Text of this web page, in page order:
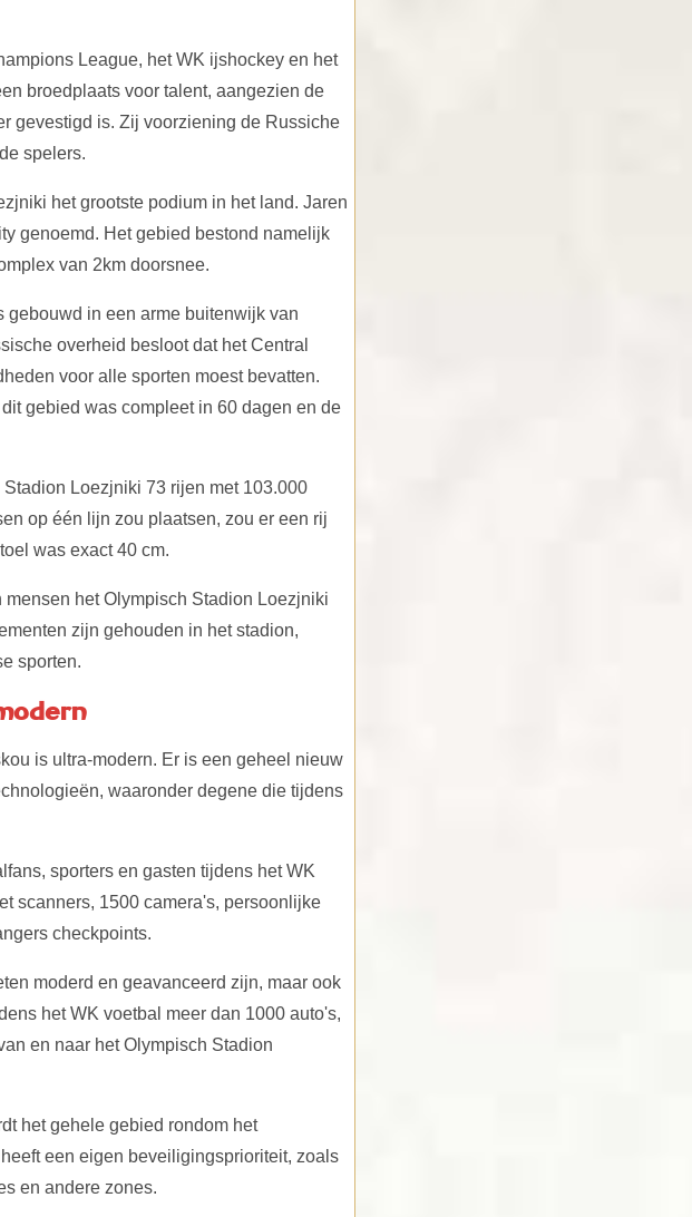
League, het WK ijshockey en het
broedplaats voor talent, aangezien de
gevestigd is. Zij voorziening de Russiche
spelers.
het grootste podium in het land. Jaren
genoemd. Het gebied bestond namelijk
van 2km doorsnee.
gebouwd in een arme buitenwijk van
overheid besloot dat het Central
voor alle sporten moest bevatten.
gebied was compleet in 60 dagen en de
Loezjniki 73 rijen met 103.000
op één lijn zou plaatsen, zou er een rij
was exact 40 cm.
het Olympisch Stadion Loezjniki
zijn gehouden in het stadion,
sporten.
is ultra-modern. Er is een geheel nieuw
waaronder degene die tijdens
sporters en gasten tijdens het WK
scanners, 1500 camera's, persoonlijke
checkpoints.
moderd en geavanceerd zijn, maar ook
het WK voetbal meer dan 1000 auto's,
en naar het Olympisch Stadion
het gehele gebied rondom het
een eigen beveiligingsprioriteit, zoals
en andere zones.